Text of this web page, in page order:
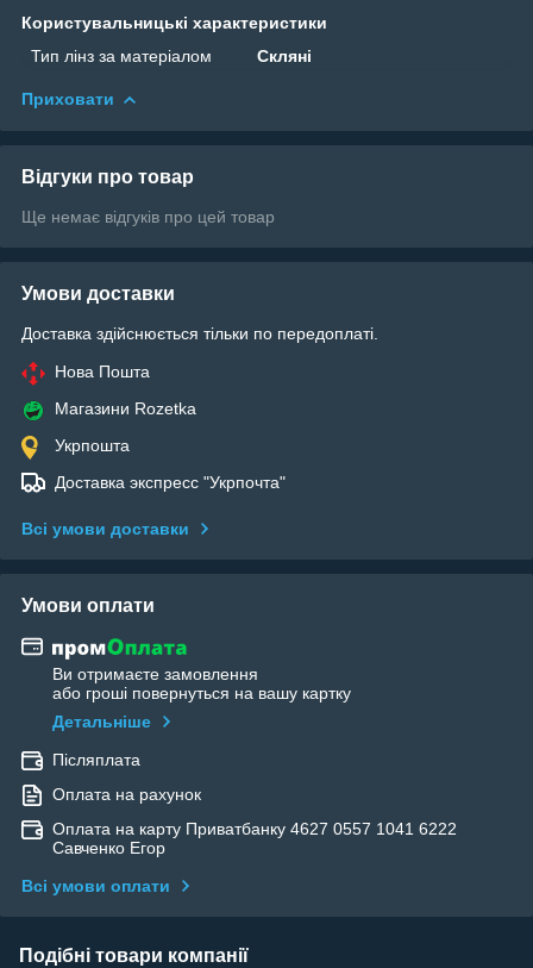
Користувальницькі характеристики
Тип лінз за матеріалом
Скляні
Приховати
Відгуки про товар
Ще немає відгуків про цей товар
Умови доставки
Доставка здійснюється тільки по передоплаті.
Нова Пошта
Магазини Rozetka
Укрпошта
Доставка экспресс "Укрпочта"
Всі умови доставки
Умови оплати
Ви отримаєте замовлення
або гроші повернуться на вашу картку
Детальніше
Післяплата
Оплата на рахунок
Оплата на карту Приватбанку 4627 0557 1041 6222
Савченко Егор
Всі умови оплати
Подібні товари компанії